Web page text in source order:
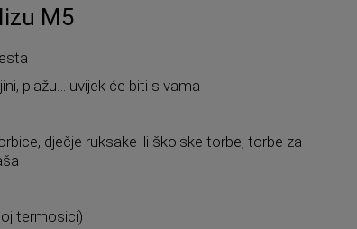
M5
plažu… uvijek će biti s vama
dječje ruksake ili školske torbe, torbe za
termosici)